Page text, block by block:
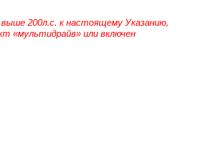
200л.с. к настоящему Указанию,
«мультидрайв» или включен